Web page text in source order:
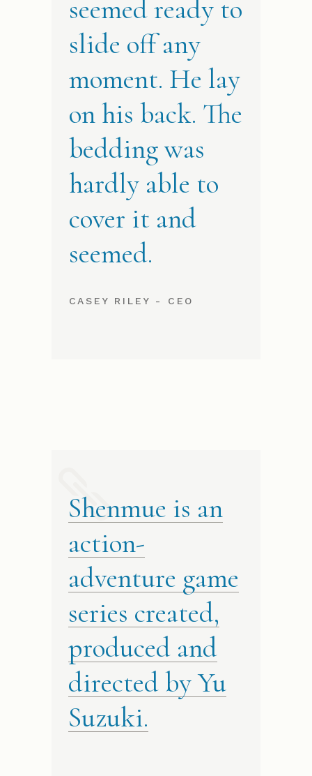
seemed ready to
slide off any
moment. He lay
on his back. The
bedding was
hardly able to
cover it and
seemed.
CASEY RILEY - CEO
Shenmue is an
action-
adventure game
series created,
produced and
directed by Yu
Suzuki.